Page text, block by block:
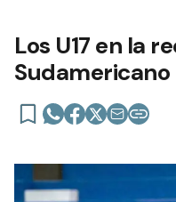
Los U17 en la
Sudamericano